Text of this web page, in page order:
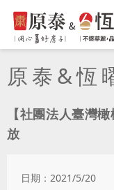
原泰&恆
【社團法人臺灣
放
日期：2021/5/20